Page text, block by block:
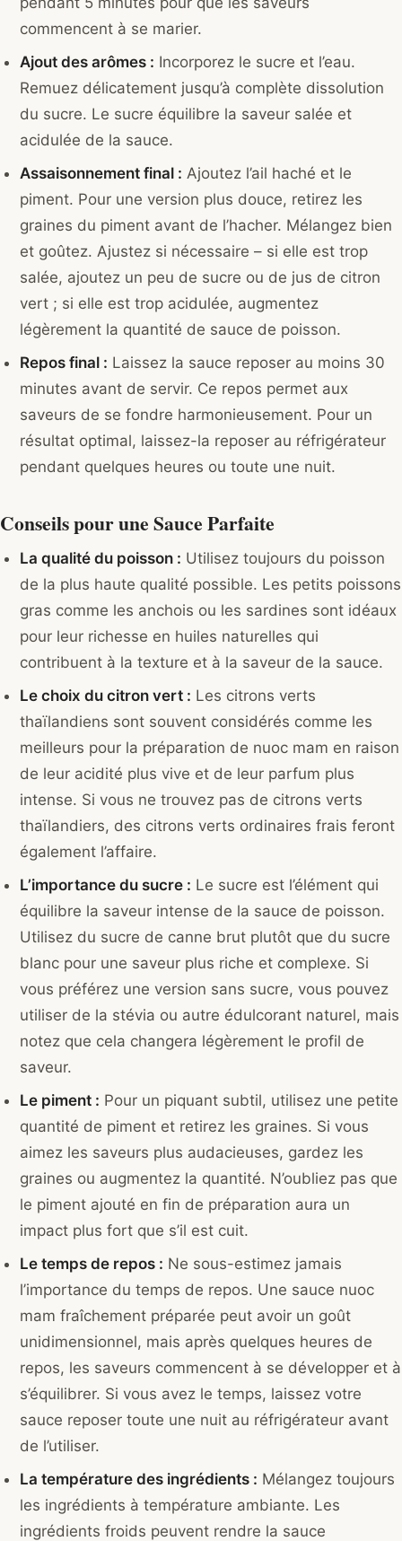
commencent à se marier.
Ajout des arômes : Incorporez le sucre et l’eau.
Remuez délicatement jusqu’à complète dissolution
du sucre. Le sucre équilibre la saveur salée et
acidulée de la sauce.
Assaisonnement final : Ajoutez l’ail haché et le
piment. Pour une version plus douce, retirez les
graines du piment avant de l’hacher. Mélangez bien
et goûtez. Ajustez si nécessaire – si elle est trop
salée, ajoutez un peu de sucre ou de jus de citron
vert ; si elle est trop acidulée, augmentez
légèrement la quantité de sauce de poisson.
Repos final : Laissez la sauce reposer au moins 30
minutes avant de servir. Ce repos permet aux
saveurs de se fondre harmonieusement. Pour un
résultat optimal, laissez-la reposer au réfrigérateur
pendant quelques heures ou toute une nuit.
Conseils pour une Sauce Parfaite
La qualité du poisson : Utilisez toujours du poisson
de la plus haute qualité possible. Les petits poissons
gras comme les anchois ou les sardines sont idéaux
pour leur richesse en huiles naturelles qui
contribuent à la texture et à la saveur de la sauce.
Le choix du citron vert : Les citrons verts
thaïlandiens sont souvent considérés comme les
meilleurs pour la préparation de nuoc mam en raison
de leur acidité plus vive et de leur parfum plus
intense. Si vous ne trouvez pas de citrons verts
thaïlandiers, des citrons verts ordinaires frais feront
également l’affaire.
L’importance du sucre : Le sucre est l’élément qui
équilibre la saveur intense de la sauce de poisson.
Utilisez du sucre de canne brut plutôt que du sucre
blanc pour une saveur plus riche et complexe. Si
vous préférez une version sans sucre, vous pouvez
utiliser de la stévia ou autre édulcorant naturel, mais
notez que cela changera légèrement le profil de
saveur.
Le piment : Pour un piquant subtil, utilisez une petite
quantité de piment et retirez les graines. Si vous
aimez les saveurs plus audacieuses, gardez les
graines ou augmentez la quantité. N’oubliez pas que
le piment ajouté en fin de préparation aura un
impact plus fort que s’il est cuit.
Le temps de repos : Ne sous-estimez jamais
l’importance du temps de repos. Une sauce nuoc
mam fraîchement préparée peut avoir un goût
unidimensionnel, mais après quelques heures de
repos, les saveurs commencent à se développer et à
s’équilibrer. Si vous avez le temps, laissez votre
sauce reposer toute une nuit au réfrigérateur avant
de l’utiliser.
La température des ingrédients : Mélangez toujours
les ingrédients à température ambiante. Les
ingrédients froids peuvent rendre la sauce